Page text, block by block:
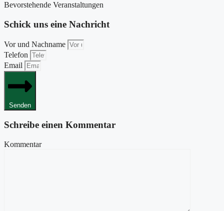
Bevorstehende Veranstaltungen
Schick uns eine Nachricht
Vor und Nachname
Telefon
Email
Senden
Schreibe einen Kommentar
Kommentar